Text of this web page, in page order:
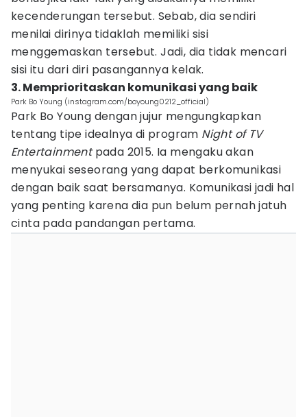
kecenderungan tersebut. Sebab, dia sendiri
menilai dirinya tidaklah memiliki sisi
menggemaskan tersebut. Jadi, dia tidak mencari
sisi itu dari diri pasangannya kelak.
3. Memprioritaskan komunikasi yang baik
Park Bo Young (instagram.com/boyoung0212_official)
Park Bo Young dengan jujur mengungkapkan
tentang tipe idealnya di program Night of TV
Entertainmentpada 2015. Ia mengaku akan
menyukai seseorang yang dapat berkomunikasi
dengan baik saat bersamanya. Komunikasi jadi hal
yang penting karena dia pun belum pernah jatuh
cinta pada pandangan pertama.